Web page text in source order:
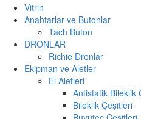
Vitrin
Anahtarlar ve Butonlar
Tach Buton
DRONLAR
Richie Dronlar
Ekipman ve Aletler
El Aletleri
Antistatik Bileklik
Bileklik Çeşitleri